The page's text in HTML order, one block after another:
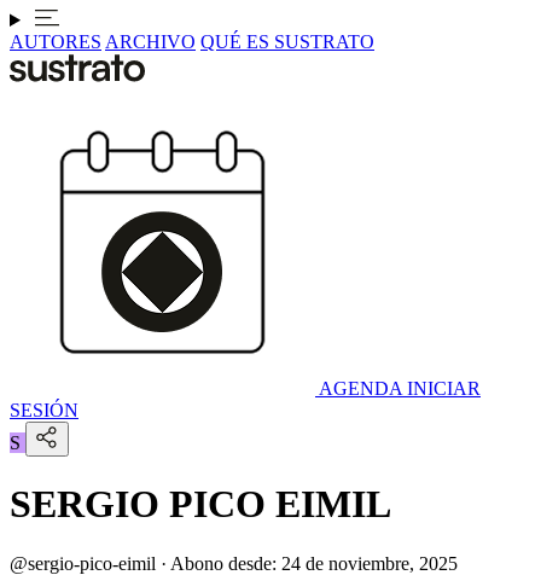
AUTORES ARCHIVO QUÉ ES SUSTRATO
AGENDA INICIAR
SESIÓN
S
SERGIO PICO EIMIL
@sergio-pico-eimil · Abono desde: 24 de noviembre, 2025